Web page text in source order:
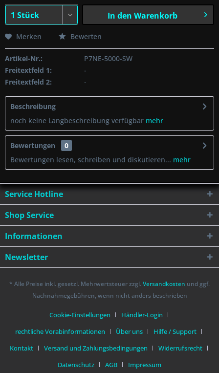
In den Warenkorb
Merken Bewerten
Artikel-Nr.:
P7NE-5000-SW
Freitextfeld 1:
-
Freitextfeld 2:
-
Beschreibung
noch keine Langbeschreibung verfügbar mehr
Bewertungen
0
Bewertungen lesen, schreiben und diskutieren... mehr
Service Hotline
Shop Service
Informationen
Newsletter
* Alle Preise inkl. gesetzl. Mehrwertsteuer zzgl. Versandkosten und ggf.
Nachnahmegebühren, wenn nicht anders beschrieben
Cookie-Einstellungen
Händler-Login
rechtliche Vorabinformationen
Über uns
Hilfe / Support
Kontakt
Versand und Zahlungsbedingungen
Widerrufsrecht
Datenschutz
AGB Impressum